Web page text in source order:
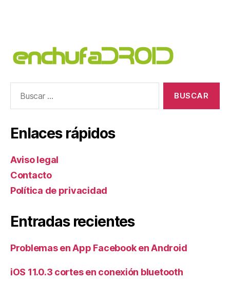
Enlaces rápidos
Aviso legal
Contacto
Política de privacidad
Entradas recientes
Problemas en App Facebook en Android
iOS 11.0.3 cortes en conexión bluetooth